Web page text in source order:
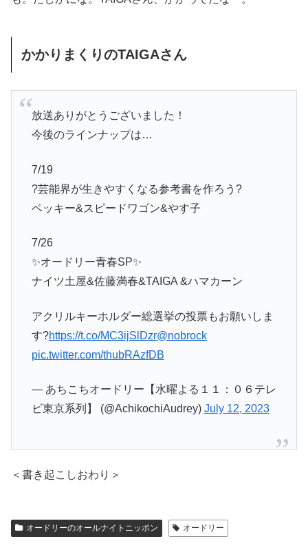
かかりまくりのTAIGAさん
放送ありがとうございました！
今後のラインナップは…
7/19
?芸能界が生きやすくなる参考書を作ろう?
ベッキー&スピードワゴン&やす子
7/26
✨オードリー青春SP✨
ナイツ土屋&佐藤満春&TAIGA &ハマカーン
アクリルキーホルダー総選挙の投票もお願いしま
す?https://t.co/MC3ijSlDzr@nobrock
pic.twitter.com/thubRAzfDB
— あちこちオードリー【水曜よる１１：０６テレ
ビ東京系列】 (@AchikochiAudrey) July 12, 2023
＜書き起こしおわり＞
オードリーのオールナイトニッポン オードリー